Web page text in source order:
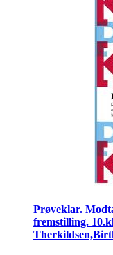
Prøveklar.
fremstilling.